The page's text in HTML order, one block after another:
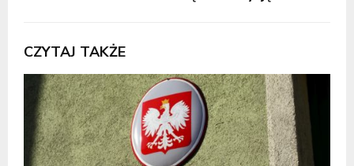
CZYTAJ TAKŻE